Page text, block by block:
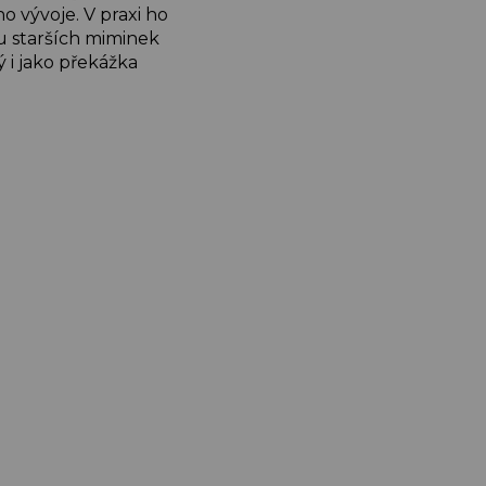
vývoje. V praxi ho
starších miminek
i jako překážka